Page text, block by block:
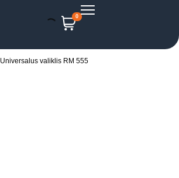
0
Universalus valiklis RM 555